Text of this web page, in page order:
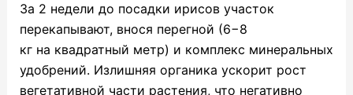
За 2 недели до посадки ирисов участок
перекапывают, внося перегной (6−8
кг на квадратный метр) и комплекс минеральных
удобрений. Излишняя органика ускорит рост
вегетативной части растения, что негативно